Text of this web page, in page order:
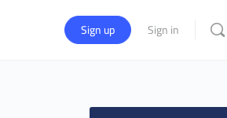
Sign in
Sign up